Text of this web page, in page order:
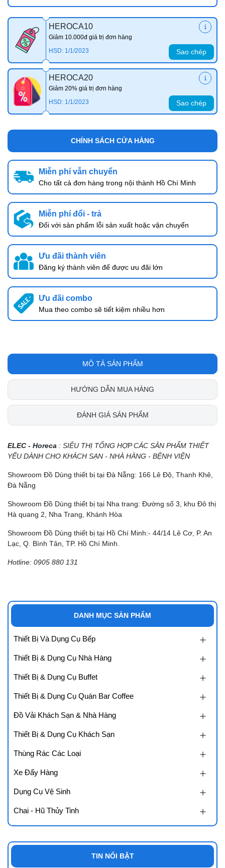
HEROCA10
Giảm 10.000đ giá trị đơn hàng
HSD: 1/1/2023
Sao chép
HEROCA20
Giảm 20% giá trị đơn hàng
HSD: 1/1/2023
Sao chép
CHÍNH SÁCH CỬA HÀNG
Miễn phí vẫn chuyển
Cho tất cả đơn hàng trong nội thành Hồ Chí Minh
Miễn phí đổi - trả
Đối với sản phẩm lỗi sản xuất hoặc vận chuyển
Ưu đãi thành viên
Đăng ký thành viên để được ưu đãi lớn
Ưu đãi combo
Mua theo combo sẽ tiết kiệm nhiều hơn
MÔ TẢ SẢN PHẨM
HƯỚNG DẪN MUA HÀNG
ĐÁNH GIÁ SẢN PHẨM
ELEC - Horeca : SIÊU THỊ TỔNG HỢP CÁC SẢN PHẨM THIẾT
YẾU DÀNH CHO KHÁCH SẠN - NHÀ HÀNG - BỆNH VIỆN
Showroom Đồ Dùng thiết bị tại Đà Nẵng: 166 Lê Độ, Thanh Khê,
Đà Nẵng
Showroom Đồ Dùng thiết bị tại Nha trang: Đường số 3, khu Đô thị
Hà quang 2, Nha Trang, Khánh Hòa
Showroom Đồ Dùng thiết bị tại Hồ Chí Minh:- 44/14 Lê Cơ, P. An
Lạc, Q. Bình Tân, TP. Hồ Chí Minh.
Hotline: 0905 880 131
DANH MỤC SẢN PHẨM
Thiết Bị Và Dụng Cụ Bếp
Thiết Bị & Dụng Cụ Nhà Hàng
Thiết Bị & Dụng Cụ Buffet
Thiết Bị & Dụng Cụ Quán Bar Coffee
Đồ Vải Khách Sạn & Nhà Hàng
Thiết Bị & Dụng Cụ Khách Sạn
Thùng Rác Các Loại
Xe Đẩy Hàng
Dụng Cụ Vệ Sinh
Chai - Hũ Thủy Tinh
TIN NỔI BẬT